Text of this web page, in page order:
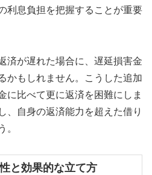
利息負担を把握することが重要
済が遅れた場合に、遅延損害金
かもしれません。こうした追加
に比べて更に返済を困難にしま
、自身の返済能力を超えた借り
。
と効果的な立て方